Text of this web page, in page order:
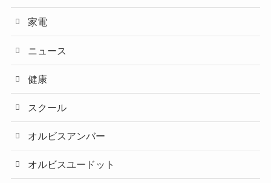
家電
ニュース
健康
スクール
オルビスアンバー
オルビスユードット